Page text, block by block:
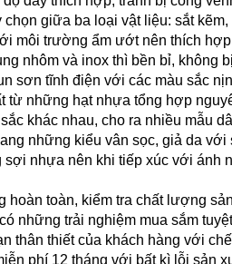
giữa ba loại vật liệu: sắt
môi trường ẩm ướt nên thích
nhôm và inox thì bền bỉ, không
sơn tĩnh điện với các màu sắc
những hạt nhựa tổng hợp
khác nhau, cho ra nhiều mẫu
những kiểu vân sọc, giả da
sợi nhựa nên khi tiếp xúc với ánh
hoàn toàn, kiểm tra chất lượng
những trải nghiệm mua sắm
thân thiết của khách hàng với
phí 12 tháng với bất kì lỗi sản